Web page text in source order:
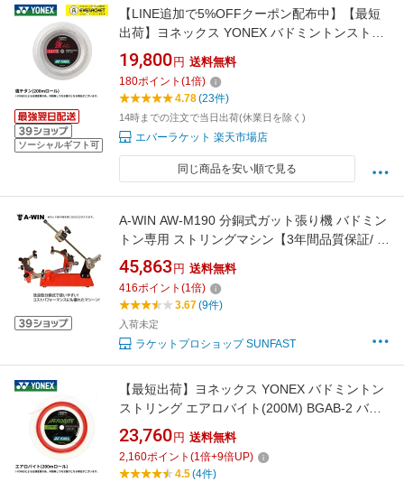
ソーシャルギフト可
【LINE追加で5%OFFクーポン配布中】【最短
出荷】ヨネックス YONEX バドミントンストリ
ング ガット キョウチタン(200M) 強チタン
BG65T-2 ロール C-9
19,800 円 送料無料
180ポイント (1倍)
4.78(23件)
14時までの注文で当日出荷(休業日を除く)
エバーラケット 楽天市場店
同じ商品を安い順で見る
A-WIN AW-M190 分銅式ガット張り機 バドミン
トン専用 ストリングマシン【3年間品質保証/ 送
料無料/代引き不可】
45,863 円 送料無料
416ポイント (1倍)
3.67(9件)
入荷未定
ラケットプロショップ SUNFAST
【最短出荷】ヨネックス YONEX バドミントン
ストリング エアロバイト(200M) BGAB-2 バド
ミントン
23,760 円 送料無料
2,160ポイント (1倍+9倍UP)
4.5(4件)